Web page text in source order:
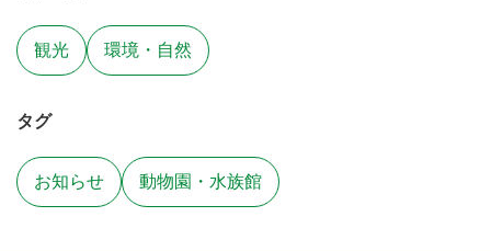
観光 環境・自然
タグ
お知らせ 動物園・水族館